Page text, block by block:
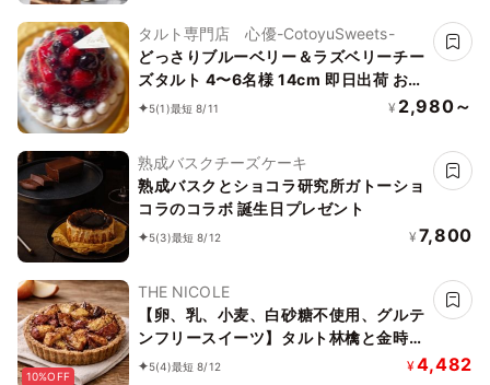
タルト専門店 心優-CotoyuSweets-
どっさりブルーベリー＆ラズベリーチー
ズタルト 4〜6名様 14cm 即日出荷 お届
け指定可 お取り寄せ 誕生日ケーキ タル
5(1)最短 8/11 ¥ 2,980～
熟成バスクチーズケーキ
熟成バスクとショコラ研究所ガトーショ
コラのコラボ 誕生日プレゼント
5(3)最短 8/12 ¥ 7,800
10%OFF
THE NICOLE
【卵、乳、小麦、白砂糖不使用、グルテ
ンフリースイーツ】タルト林檎と金時芋
5号 15cm 《ヴィーガンスイーツ・ヴィ
5(4)最短 8/12 ¥4,482